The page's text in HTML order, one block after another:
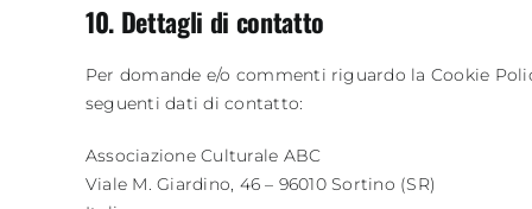
10. Dettagli di contatto
Per domande e/o commenti riguardo la Cookie
seguenti dati di contatto:
Associazione Culturale ABC
Viale M. Giardino, 46 – 96010 Sortino (SR)